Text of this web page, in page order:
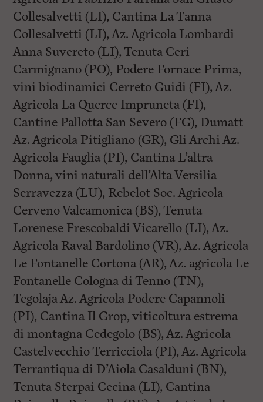
Collesalvetti (LI), Cantina La Tanna
Collesalvetti (LI), Az. Agricola Lombardi
Anna Suvereto (LI), Tenuta Ceri
Carmignano (PO), Podere Fornace Prima,
vini biodinamici Cerreto Guidi (FI), Az.
Agricola La Querce Impruneta (FI),
Cantine Pallotta San Severo (FG), Dumatt
Az. Agricola Pitigliano (GR), Gli Archi Az.
Agricola Fauglia (PI), Cantina L’altra
Donna, vini naturali dell’Alta Versilia
Serravezza (LU), Rebelot Soc. Agricola
Cerveno Valcamonica (BS), Tenuta
Lorenese Frescobaldi Vicarello (LI), Az.
Agricola Raval Bardolino (VR), Az. Agricola
Le Fontanelle Cortona (AR), Az. agricola Le
Fontanelle Cologna di Tenno (TN),
Tegolaja Az. Agricola Podere Capannoli
(PI), Cantina Il Grop, viticoltura estrema
di montagna Cedegolo (BS), Az. Agricola
Castelvecchio Terricciola (PI), Az. Agricola
Terrantiqua di D’Aiola Casalduni (BN),
Tenuta Sterpai Cecina (LI), Cantina